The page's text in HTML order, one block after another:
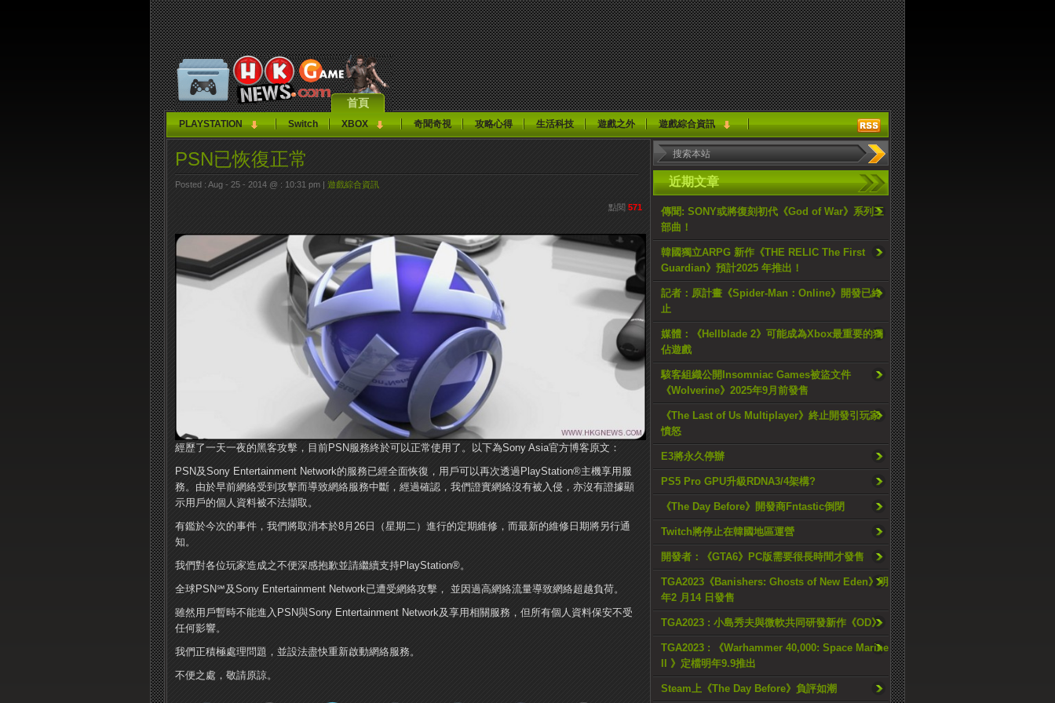
首頁
PLAYSTATION Switch XBOX 奇聞奇視 攻略心得 生活科技 遊戲之外 遊戲綜合資訊
近期文章
傳聞: SONY或將復刻初代《God of War》系列三
部曲！
韓國獨立ARPG 新作《THE RELIC The First
Guardian》預計2025 年推出！
記者：原計畫《Spider-Man：Online》開發已終
止
媒體：《Hellblade 2》可能成為Xbox最重要的獨
佔遊戲
駭客組織公開Insomniac Games被盜文件
《Wolverine》2025年9月前發售
《The Last of Us Multiplayer》終止開發引玩家
憤怒
E3將永久停辦
PS5 Pro GPU升級RDNA3/4架構?
《The Day Before》開發商Fntastic倒閉
Twitch將停止在韓國地區運營
開發者：《GTA6》PC版需要很長時間才發售
TGA2023《Banishers: Ghosts of New Eden》明
年2 月14 日發售
TGA2023 : 小島秀夫與微軟共同研發新作《OD》
TGA2023 : 《Warhammer 40,000: Space Marine
II 》定檔明年9.9推出
Steam上《The Day Before》負評如潮
PSN已恢復正常
Posted : Aug - 25 - 2014 @ : 10:31 pm | 遊戲綜合資訊
點閱 571
經歷了一天一夜的黑客攻擊，目前PSN服務終於可以正常使用了。以下為Sony Asia官方博客原文：
PSN及Sony Entertainment Network的服務已經全面恢復，用戶可以再次透過PlayStation®主機享用服
務。由於早前網絡受到攻擊而導致網絡服務中斷，經過確認，我們證實網絡沒有被入侵，亦沒有證據顯
示用戶的個人資料被不法擷取。
有鑑於今次的事件，我們將取消本於8月26日（星期二）進行的定期維修，而最新的維修日期將另行通
知。
我們對各位玩家造成之不便深感抱歉並請繼續支持PlayStation®。
全球PSN℠及Sony Entertainment Network已遭受網絡攻擊， 並因過高網絡流量導致網絡超越負荷。
雖然用戶暫時不能進入PSN與Sony Entertainment Network及享用相關服務，但所有個人資料保安不受
任何影響。
我們正積極處理問題，並設法盡快重新啟動網絡服務。
不便之處，敬請原諒。